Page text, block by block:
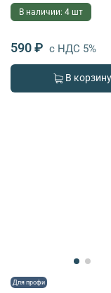
В наличии: 4 шт
590 ₽ с НДС 5%
В корзину
Для профи